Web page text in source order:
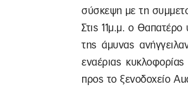
σύσκεψη με τη
Στις 11μ.μ. ο Θαπατέρο
της άμυνας
εναέριας
προς το ξενοδοχείο